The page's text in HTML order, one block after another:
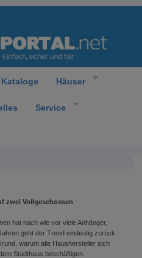
Häuser
Service
zwei Vollgeschossen
hat nach wie vor viele Anhänger,
geht der Trend eindeutig zurück
warum alle Haushersteller sich
Stadthaus beschäftigen.